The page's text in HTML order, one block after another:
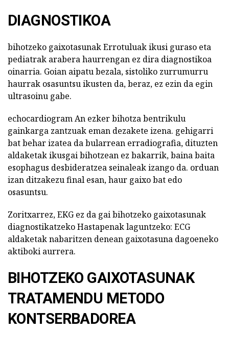
DIAGNOSTIKOA
bihotzeko gaixotasunak Errotuluak ikusi guraso eta
pediatrak arabera haurrengan ez dira diagnostikoa
oinarria. Goian aipatu bezala, sistoliko zurrumurru
haurrak osasuntsu ikusten da, beraz, ez ezin da egin
ultrasoinu gabe.
echocardiogram An ezker bihotza bentrikulu
gainkarga zantzuak eman dezakete izena. gehigarri
bat behar izatea da bularrean erradiografia, dituzten
aldaketak ikusgai bihotzean ez bakarrik, baina baita
esophagus desbideratzea seinaleak izango da. orduan
izan ditzakezu final esan, haur gaixo bat edo
osasuntsu.
Zoritxarrez, EKG ez da gai bihotzeko gaixotasunak
diagnostikatzeko Hastapenak laguntzeko: ECG
aldaketak nabaritzen denean gaixotasuna dagoeneko
aktiboki aurrera.
BIHOTZEKO GAIXOTASUNAK
TRATAMENDU METODO
KONTSERBADOREA